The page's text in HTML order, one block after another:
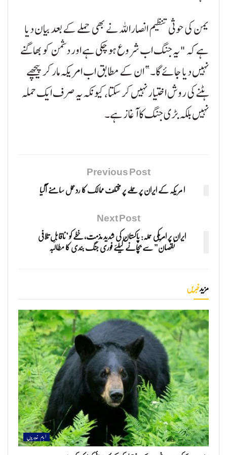
یمن کی حوثی تنظیم انصاراللہ نے بھی حملے کے بعد بیان دیا
ہے کہ "یہ جنگ اب شروع ہو چکی ہے اور دشمن کو بھاگنے
نہیں دیا جائے گا۔” ان کے مطابق اب امریکہ مار کر پیچھے
ہٹنے کی روش اختیار نہیں کر سکتا، کیونکہ یہ صرف ایک حملہ
نہیں بلکہ بڑی جنگ کا آغاز ہے۔
Previous Post
ا مر یکہ کے ایران پر حملے پر مختلف ممالک کا ردعمل سامنے آگیا
Next Post
ایران پر امریکی حملہ: پاکستان کی شدید مذمت، خطے کو "ناقابلِ تلافی
نقصان” سے بچانے کیلئے فوری جنگ بندی کا مطالبہ
مزیدخبریں
اہم خبریں